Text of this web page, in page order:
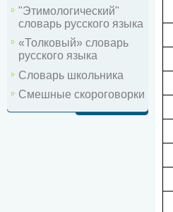
"Этимологический"
словарь русского языка
«Толковый» словарь
русского языка
Словарь школьника
Смешные скороговорки